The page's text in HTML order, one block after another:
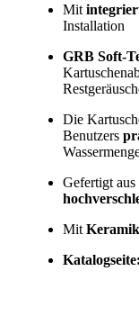
Mit
Installation
GRB Soft-
Die
Benutzers
Gefertigt aus
Mit